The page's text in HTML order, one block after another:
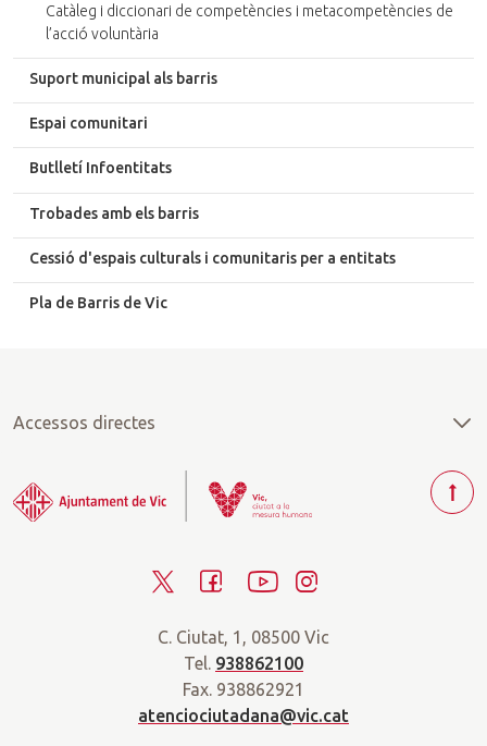
Catàleg i diccionari de competències i metacompetències de
l’acció voluntària
Suport municipal als barris
Espai comunitari
Butlletí Infoentitats
Trobades amb els barris
Cessió d'espais culturals i comunitaris per a entitats
Pla de Barris de Vic
Accessos directes
i
t
t
c
e
b
Y
u
t
u
s
a
C. Ciutat, 1, 08500 Vic
Tel. 938862100
Fax. 938862921
atenciociutadana@vic.cat
T